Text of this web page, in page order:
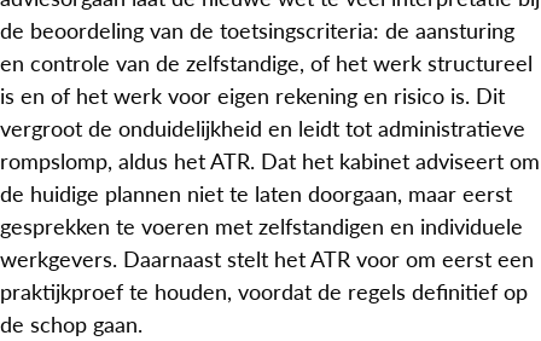
de beoordeling van de toetsingscriteria: de aansturing
en controle van de zelfstandige, of het werk structureel
is en of het werk voor eigen rekening en risico is. Dit
vergroot de onduidelijkheid en leidt tot administratieve
rompslomp, aldus het ATR. Dat het kabinet adviseert om
de huidige plannen niet te laten doorgaan, maar eerst
gesprekken te voeren met zelfstandigen en individuele
werkgevers. Daarnaast stelt het ATR voor om eerst een
praktijkproef te houden, voordat de regels definitief op
de schop gaan.